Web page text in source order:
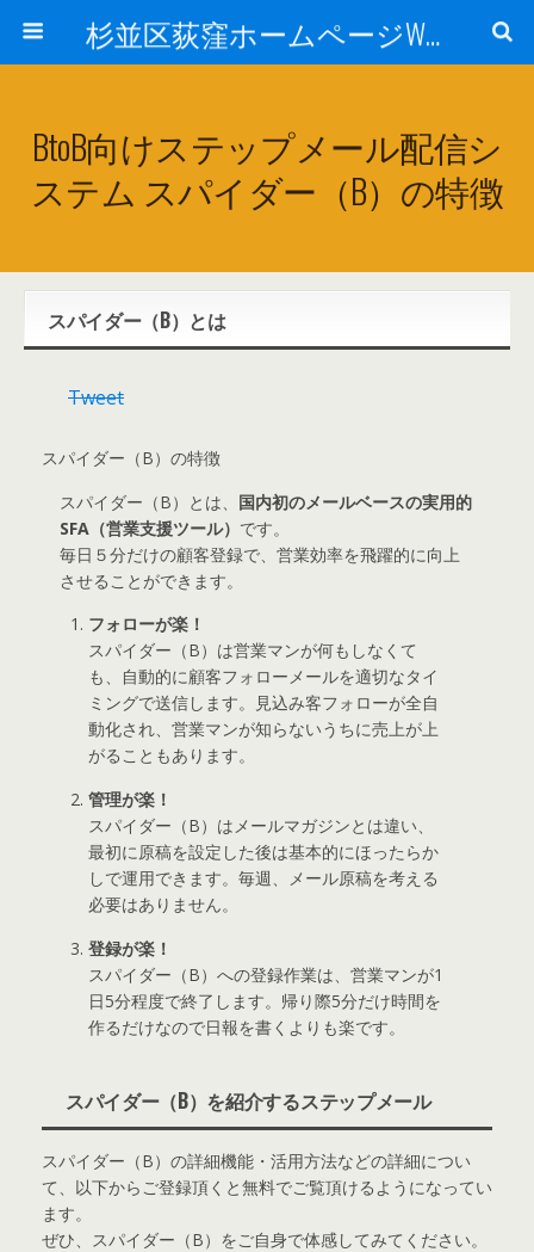
杉並区荻窪ホームページWEB制作会社コラボレーションオフィス カッキッズ SEO・サーチエンジン登録、SEOオートマチック・Facebook・スマホ・Twitter・プランニング、デザイン、HTMLコーディング、サーバ管理
BtoB向けステップメール配信シ
ステム スパイダー（B）の特徴
スパイダー（B）とは
Tweet
スパイダー（B）の特徴
スパイダー（B）とは、 国内初のメールベースの実用的
SFA（営業支援ツール） です。
毎日５分だけの顧客登録で、営業効率を飛躍的に向上
させることができます。
フォローが楽！
スパイダー（B）は営業マンが何もしなくて
も、自動的に顧客フォローメールを適切なタイ
ミングで送信します。見込み客フォローが全自
動化され、営業マンが知らないうちに売上が上
がることもあります。
管理が楽！
スパイダー（B）はメールマガジンとは違い、
最初に原稿を設定した後は基本的にほったらか
しで運用できます。毎週、メール原稿を考える
必要はありません。
登録が楽！
スパイダー（B）への登録作業は、営業マンが1
日5分程度で終了します。帰り際5分だけ時間を
作るだけなので日報を書くよりも楽です。
スパイダー（B）を紹介するステップメール
スパイダー（B）の詳細機能・活用方法などの詳細につい
て、以下からご登録頂くと無料でご覧頂けるようになってい
ます。
ぜひ、スパイダー（B）をご自身で体感してみてください。